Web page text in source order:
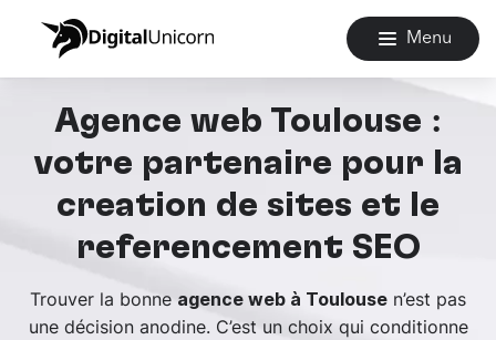
Menu
Agence web Toulouse :
votre partenaire pour la
création de sites et le
référencement SEO
Trouver la bonne agence web à Toulouse n’est pas
une décision anodine. C’est un choix qui conditionne